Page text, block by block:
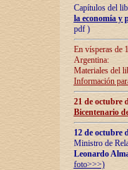
Capítulos del
la economía y
pdf )
En vísperas de
Argentina:
Materiales del
Información
21 de octubre
Bicentenario
12 de octubre
Ministro de
Leonardo
foto>>>)